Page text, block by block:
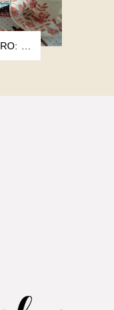
#PHOTODUMP DE JANEIRO: OS 756 DIAS DE FÉRIAS...